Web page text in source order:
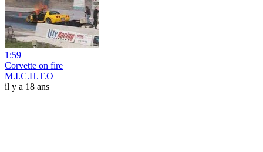
1:59
Corvette on fire
M.I.C.H.T.O
il y a 18 ans